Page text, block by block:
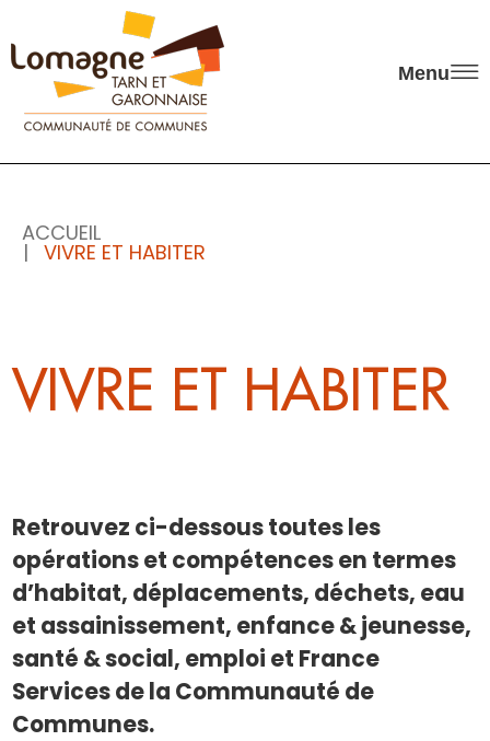
Panneau de gestion des cookies
Menu
ACCUEIL
VIVRE ET HABITER
VIVRE ET HABITER
Retrouvez ci-dessous toutes les
opérations et compétences en termes
d’habitat, déplacements, déchets, eau
et assainissement, enfance & jeunesse,
santé & social, emploi et France
Services de la Communauté de
Communes.